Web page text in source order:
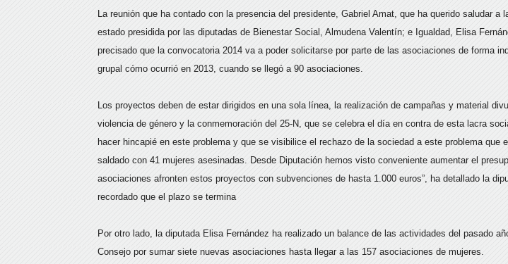
La reunión que ha contado con la presencia del presidente, Gabriel Amat, que ha querido saludar a
estado presidida por las diputadas de Bienestar Social, Almudena Valentín; e Igualdad, Elisa
precisado que la convocatoria 2014 va a poder solicitarse por parte de las asociaciones de forma
grupal cómo ocurrió en 2013, cuando se llegó a 90 asociaciones.
Los proyectos deben de estar dirigidos en una sola línea, la realización de campañas y material
violencia de género y la conmemoración del 25-N, que se celebra el día en contra de esta lacra
hacer hincapié en este problema y que se visibilice el rechazo de la sociedad a este problema que
saldado con 41 mujeres asesinadas. Desde Diputación hemos visto conveniente aumentar el
asociaciones afronten estos proyectos con subvenciones de hasta 1.000 euros”, ha detallado la
recordado que el plazo se termina
Por otro lado, la diputada Elisa Fernández ha realizado un balance de las actividades del pasado
Consejo por sumar siete nuevas asociaciones hasta llegar a las 157 asociaciones de mujeres.